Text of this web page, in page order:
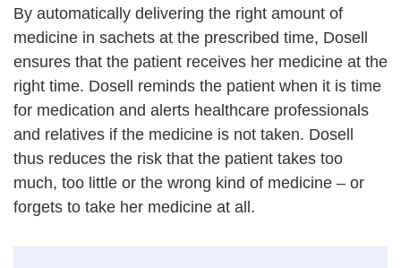
By automatically delivering the right amount of
medicine in sachets at the prescribed time, Dosell
ensures that the patient receives her medicine at the
right time. Dosell reminds the patient when it is time
for medication and alerts healthcare professionals
and relatives if the medicine is not taken. Dosell
thus reduces the risk that the patient takes too
much, too little or the wrong kind of medicine – or
forgets to take her medicine at all.